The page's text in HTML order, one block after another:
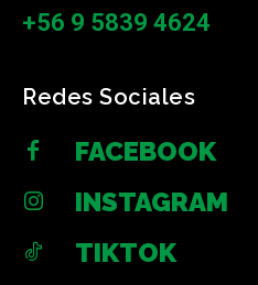
+56 9 5839 4624
Redes Sociales
FACEBOOK
INSTAGRAM
TIKTOK